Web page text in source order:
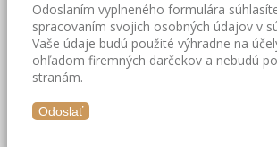
Odoslaním vyplneného formulára
spracovaním svojich osobných údajov v
Vaše údaje budú použité výhradne na
ohľadom firemných darčekov a nebudú
stranám.